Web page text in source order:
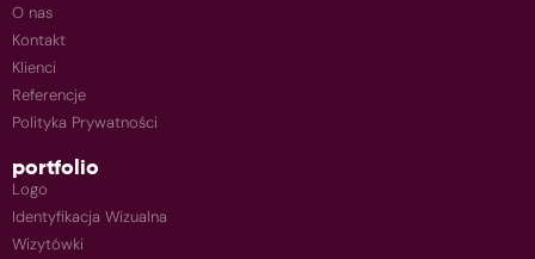
O nas
Kontakt
Klienci
Referencje
Polityka Prywatności
portfolio
Logo
Identyfikacja Wizualna
Wizytówki